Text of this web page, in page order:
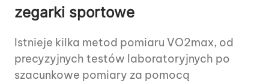
zegarki sportowe
Istnieje kilka metod pomiaru VO2max, od
precyzyjnych testów laboratoryjnych po
szacunkowe pomiary za pomocą